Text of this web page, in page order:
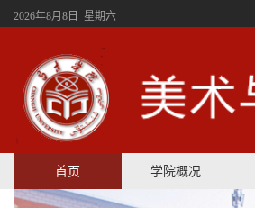
2026年8月8日 星期六
首页 学院概况